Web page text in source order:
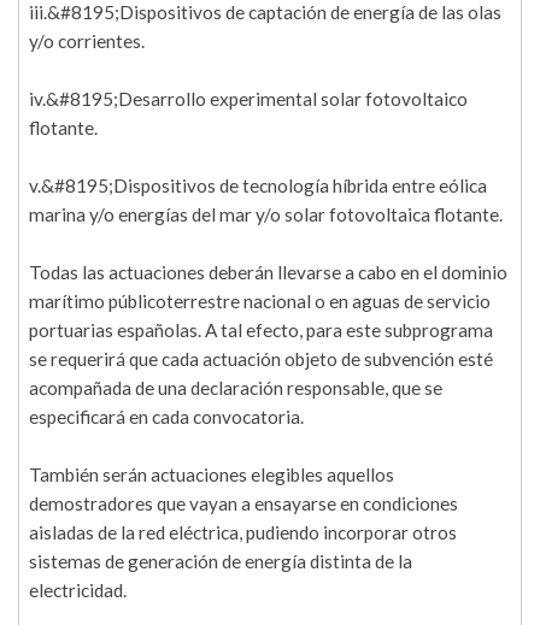
iii.&#8195;Dispositivos de captación de energía de las olas
y/o corrientes.
iv.&#8195;Desarrollo experimental solar fotovoltaico
flotante.
v.&#8195;Dispositivos de tecnología híbrida entre eólica
marina y/o energías del mar y/o solar fotovoltaica flotante.
Todas las actuaciones deberán llevarse a cabo en el dominio
marítimo públicoterrestre nacional o en aguas de servicio
portuarias españolas. A tal efecto, para este subprograma
se requerirá que cada actuación objeto de subvención esté
acompañada de una declaración responsable, que se
especificará en cada convocatoria.
También serán actuaciones elegibles aquellos
demostradores que vayan a ensayarse en condiciones
aisladas de la red eléctrica, pudiendo incorporar otros
sistemas de generación de energía distinta de la
electricidad.